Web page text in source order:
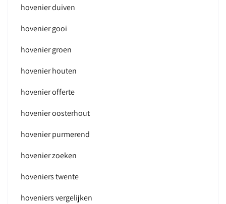
hovenier duiven
hovenier gooi
hovenier groen
hovenier houten
hovenier offerte
hovenier oosterhout
hovenier purmerend
hovenier zoeken
hoveniers twente
hoveniers vergelijken